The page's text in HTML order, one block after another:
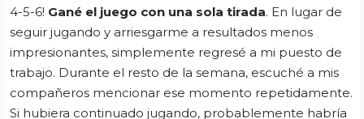
4-5-6! Gané el juego con una sola tirada. En lugar de
seguir jugando y arriesgarme a resultados menos
impresionantes, simplemente regresé a mi puesto de
trabajo. Durante el resto de la semana, escuché a mis
compañeros mencionar ese momento repetidamente.
Si hubiera continuado jugando, probablemente habría